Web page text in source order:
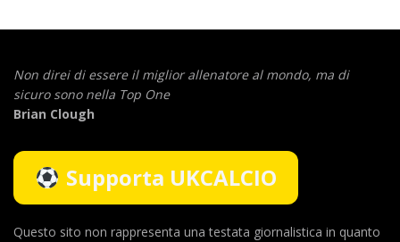
Non direi di essere il miglior allenatore al mondo, ma di
sicuro sono nella Top One
Brian Clough
Supporta UKCALCIO
Questo sito non rappresenta una testata giornalistica in quanto